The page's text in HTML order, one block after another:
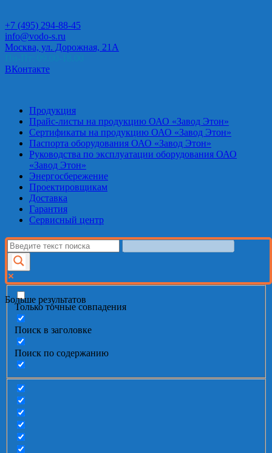
+7 (495) 294-88-45
info@vodo-s.ru
Москва, ул. Дорожная, 21А
ВКонтакте
Продукция
Прайс-листы на продукцию ОАО «Завод Этон»
Сертификаты на продукцию ОАО «Завод Этон»
Паспорта оборудования ОАО «Завод Этон»
Руководства по эксплуатации оборудования ОАО
«Завод Этон»
Энергосбережение
Проектировщикам
Доставка
Гарантия
Сервисный центр
Больше результатов
Только точные совпадения
Поиск в заголовке
Поиск по содержанию